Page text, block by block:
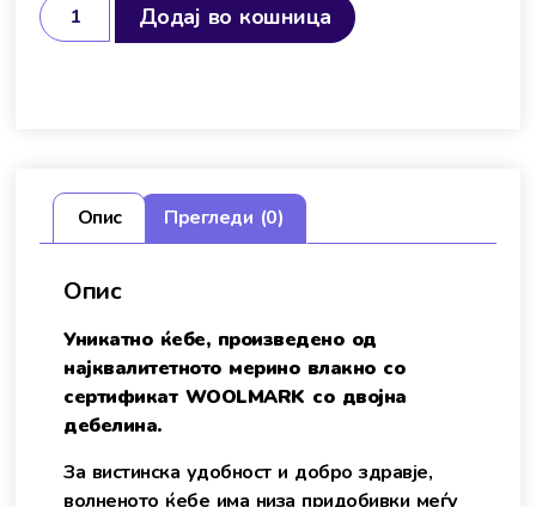
Додај во кошница
Опис Прегледи (0)
Опис
Уникатно ќебе, произведено од
најквалитетното мерино влакно со
сертификат WOOLMARK со двојна
дебелина.
За вистинска удобност и добро здравје,
волненото ќебе има низа придобивки меѓу